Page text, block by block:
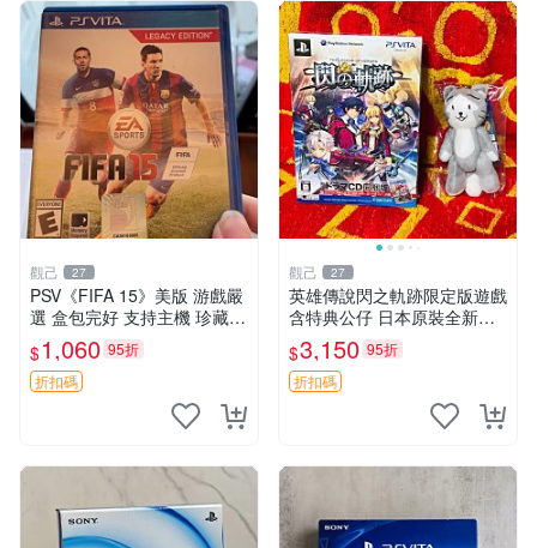
觀己 27
PSV《FIFA 15》美版 游戲嚴
選 盒包完好 支持主機 珍藏推
薦 同城發貨 EA Sports 經典
游戲 PSV 主機適配 喜歡勿擾
$1,060 95折
折扣碼
觀己 27
英雄傳說閃之軌跡限定版遊戲
含特典公仔 日本原裝全新未
拆封 圖像即實物 閃之軌跡 游
戲 公仔
$3,150 95折
折扣碼